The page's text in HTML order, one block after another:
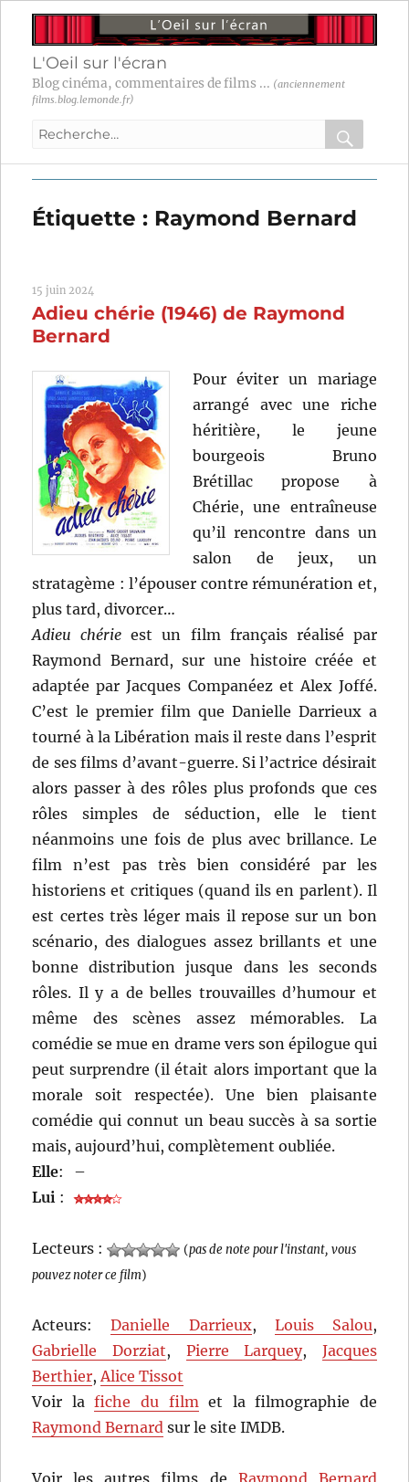
L'Oeil sur l'écran
Blog cinéma, commentaires de films ... (anciennement
films.blog.lemonde.fr)
Recherche
:
OK
Étiquette : Raymond Bernard
15 juin 2024
Adieu chérie (1946) de Raymond
Bernard
Pour éviter un mariage
arrangé avec une riche
héritière, le jeune
bourgeois Bruno
Brétillac propose à
Chérie, une entraîneuse
qu’il rencontre dans un
salon de jeux, un
stratagème : l’épouser contre rémunération et,
plus tard, divorcer…
Adieu chérie est un film français réalisé par
Raymond Bernard, sur une histoire créée et
adaptée par Jacques Companéez et Alex Joffé.
C’est le premier film que Danielle Darrieux a
tourné à la Libération mais il reste dans l’esprit
de ses films d’avant-guerre. Si l’actrice désirait
alors passer à des rôles plus profonds que ces
rôles simples de séduction, elle le tient
néanmoins une fois de plus avec brillance. Le
film n’est pas très bien considéré par les
historiens et critiques (quand ils en parlent). Il
est certes très léger mais il repose sur un bon
scénario, des dialogues assez brillants et une
bonne distribution jusque dans les seconds
rôles. Il y a de belles trouvailles d’humour et
même des scènes assez mémorables. La
comédie se mue en drame vers son épilogue qui
peut surprendre (il était alors important que la
morale soit respectée). Une bien plaisante
comédie qui connut un beau succès à sa sortie
mais, aujourd’hui, complètement oubliée.
Elle:
–
Lui :
Lecteurs : (pas de note pour l'instant, vous
pouvez noter ce film)
Acteurs:Danielle Darrieux, Louis Salou,
Gabrielle Dorziat, Pierre Larquey, Jacques
Berthier,Alice Tissot
Voir lafiche du filmet la filmographie de
Raymond Bernard sur le site IMDB.